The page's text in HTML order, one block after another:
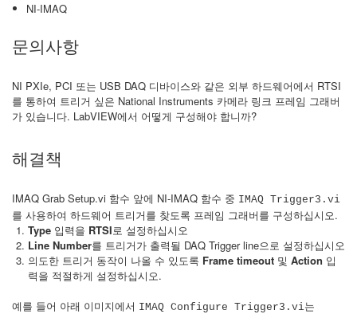
NI-IMAQ
문의사항
NI PXIe, PCI 또는 USB DAQ 디바이스와 같은 외부 하드웨어에서 RTSI
를 통하여 트리거 싶은 National Instruments 카메라 링크 프레임 그래버
가 있습니다. LabVIEW에서 어떻게 구성해야 합니까?
해결책
IMAQ Grab Setup.vi 함수 앞에 NI-IMAQ 함수 중 IMAQ Trigger3.vi
를 사용하여 하드웨어 트리거를 찾도록 프레임 그래버를 구성하십시오.
Type 입력을 RTSI로 설정하십시오
Line Number를 트리거가 출력될 DAQ Trigger line으로 설정하십시오
의도한 트리거 동작이 나올 수 있도록 Frame timeout 및 Action 입
력을 적절하게 설정하십시오.
예를 들어 아래 이미지에서 IMAQ Configure Trigger3.vi는